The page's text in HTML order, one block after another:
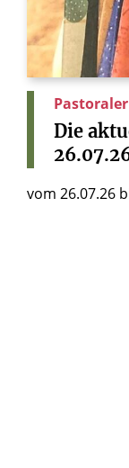
Die
vom 26.07.26